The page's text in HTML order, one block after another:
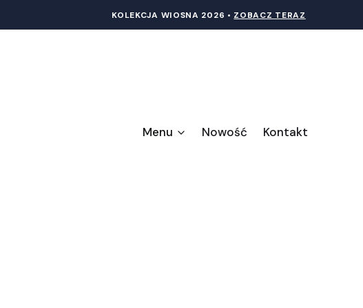
KOLEKCJA WIOSNA 2026 • ZOBACZ TERAZ
Menu Nowość Kontakt